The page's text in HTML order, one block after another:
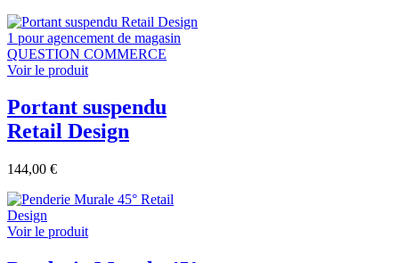
Voir le produit
Portant suspendu
Retail Design
144,00 €
Voir le produit